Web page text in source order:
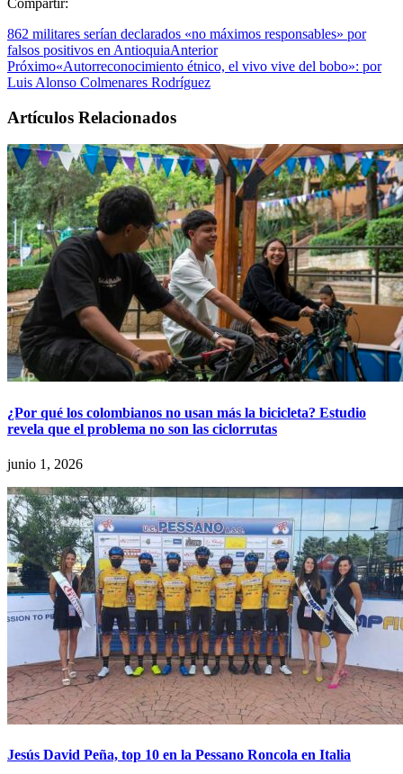
862 militares serían declarados «no máximos responsables» por
falsos positivos en AntioquiaAnterior
Próximo«Autorreconocimiento étnico, el vivo vive del bobo»: por
Luis Alonso Colmenares Rodríguez
Artículos Relacionados
¿Por qué los colombianos no usan más la bicicleta? Estudio
revela que el problema no son las ciclorrutas
junio 1, 2026
Jesús David Peña, top 10 en la Pessano Roncola en Italia